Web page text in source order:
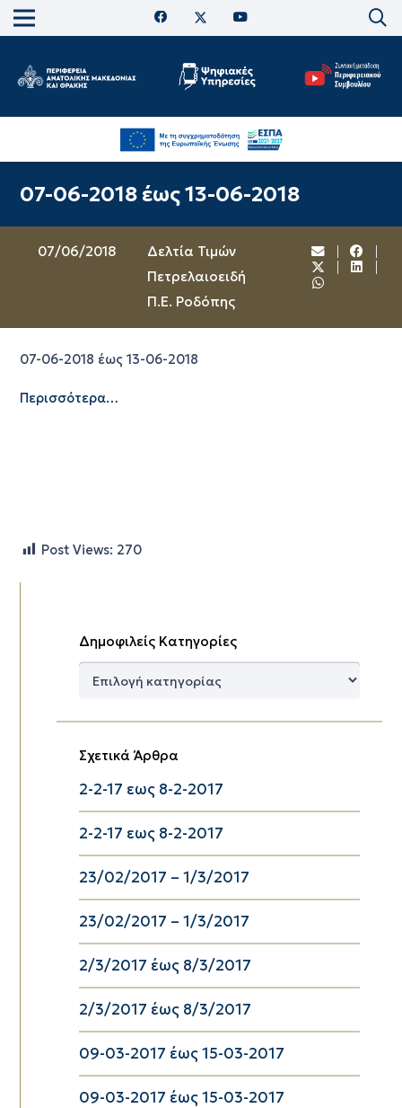
07-06-2018 έως 13-06-2018
07/06/2018
Δελτία Τιμών
Πετρελαιοειδή
Π.Ε. Ροδόπης
07-06-2018 έως 13-06-2018
Περισσότερα…
Post Views: 270
Δημοφιλείς Κατηγορίες
Δημοφιλείς
Σχετικά Άρθρα
2-2-17 εως 8-2-2017
2-2-17 εως 8-2-2017
23/02/2017 – 1/3/2017
23/02/2017 – 1/3/2017
2/3/2017 έως 8/3/2017
2/3/2017 έως 8/3/2017
09-03-2017 έως 15-03-2017
09-03-2017 έως 15-03-2017